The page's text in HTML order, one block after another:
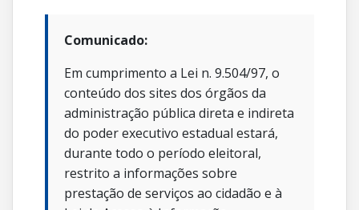
Comunicado:
Em cumprimento a Lei n. 9.504/97, o
conteúdo dos sites dos órgãos da
administração pública direta e indireta
do poder executivo estadual estará,
durante todo o período eleitoral,
restrito a informações sobre
prestação de serviços ao cidadão e à